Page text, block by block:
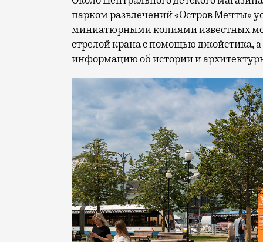
парком развлечений «Остров Мечты»
миниатюрными копиями известных
стрелой крана с помощью джойстика,
информацию об истории и